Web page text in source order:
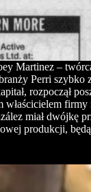
Martinez –
Perri szybko
rozpoczął
właścicielem
miał dwójkę
produkcji,